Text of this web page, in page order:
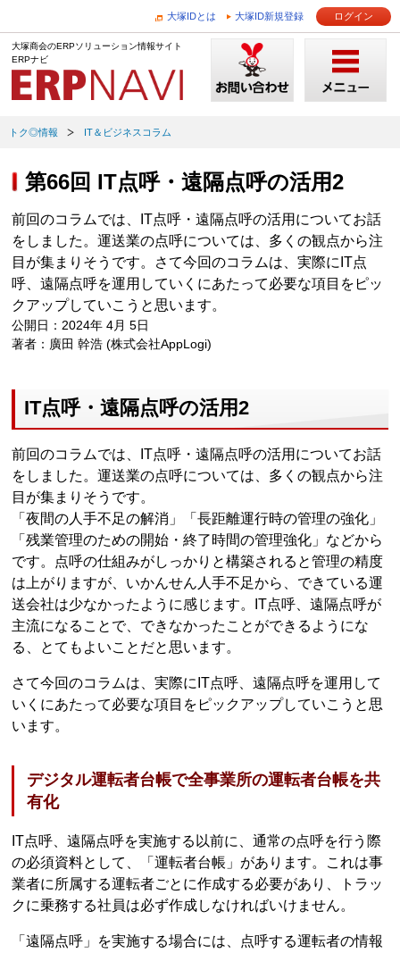
大塚IDとは 大塚ID新規登録 ログイン
大塚商会のERPソリューション情報サイト
ERPナビ
トク◎情報 IT＆ビジネスコラム
第66回 IT点呼・遠隔点呼の活用2
前回のコラムでは、IT点呼・遠隔点呼の活用についてお話
をしました。運送業の点呼については、多くの観点から注
目が集まりそうです。さて今回のコラムは、実際にIT点
呼、遠隔点呼を運用していくにあたって必要な項目をピッ
クアップしていこうと思います。
公開日：2024年 4月 5日
著者：廣田 幹浩 (株式会社AppLogi)
IT点呼・遠隔点呼の活用2
前回のコラムでは、IT点呼・遠隔点呼の活用についてお話
をしました。運送業の点呼については、多くの観点から注
目が集まりそうです。
「夜間の人手不足の解消」「長距離運行時の管理の強化」
「残業管理のための開始・終了時間の管理強化」などから
です。点呼の仕組みがしっかりと構築されると管理の精度
は上がりますが、いかんせん人手不足から、できている運
送会社は少なかったように感じます。IT点呼、遠隔点呼が
主流になることで、できなかったことができるようにな
る、とてもよいことだと思います。
さて今回のコラムは、実際にIT点呼、遠隔点呼を運用して
いくにあたって必要な項目をピックアップしていこうと思
います。
デジタル運転者台帳で全事業所の運転者台帳を共
有化
IT点呼、遠隔点呼を実施する以前に、通常の点呼を行う際
の必須資料として、「運転者台帳」があります。これは事
業者に所属する運転者ごとに作成する必要があり、トラッ
クに乗務する社員は必ず作成しなければいけません。
「遠隔点呼」を実施する場合には、点呼する運転者の情報